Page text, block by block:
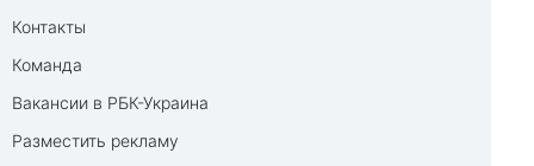
Контакты
Команда
Вакансии в РБК-Украина
Разместить рекламу